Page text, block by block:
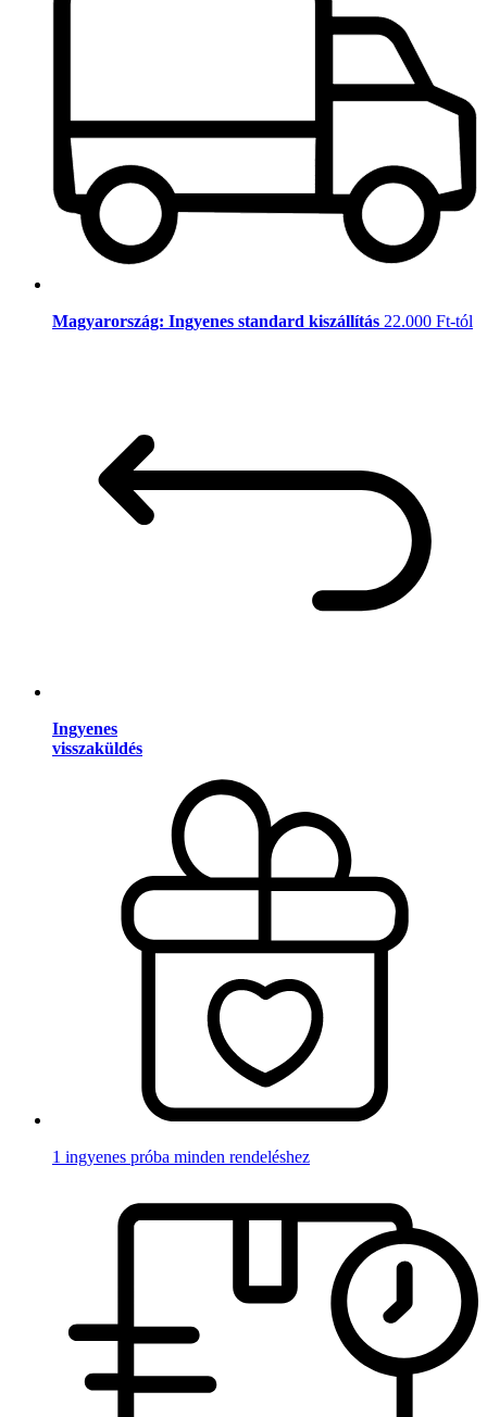
Magyarország: Ingyenes standard kiszállítás 22.000 Ft-tól
Ingyenes
visszaküldés
1 ingyenes próba minden rendeléshez